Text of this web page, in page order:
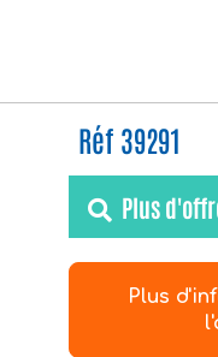
Réf 39291
Plus
Plus